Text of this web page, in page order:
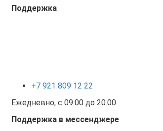
Поддержка
+7 921 809 12 22
Ежедневно, с 09.00 до 20.00
Поддержка в мессенджере